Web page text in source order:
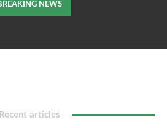
NEWS
Recent articles